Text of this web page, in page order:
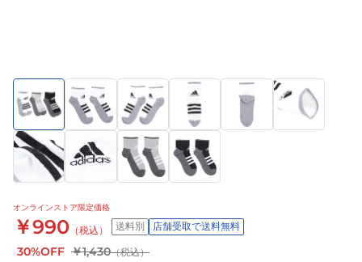
オンラインストア限定価格
￥990 （税込） 送料別 店舗受取で送料無料
30%OFF ￥1,430（税込）